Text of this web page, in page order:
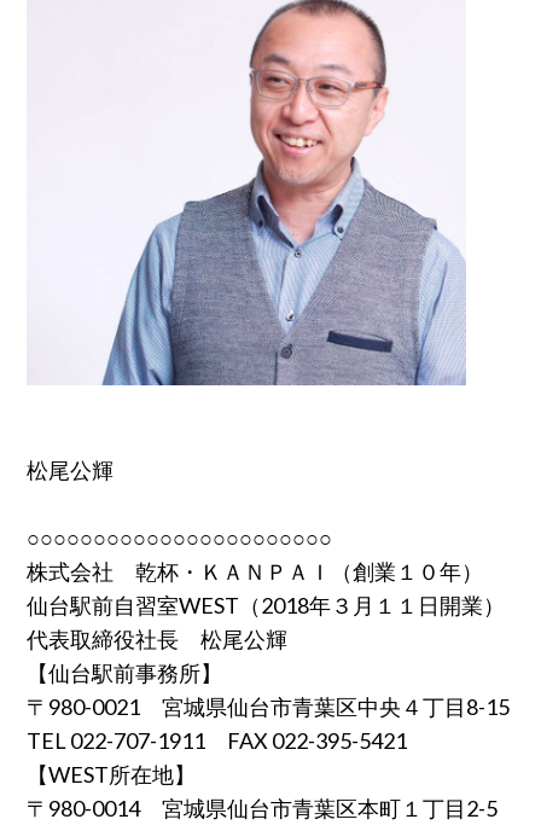
松尾公輝
○○○○○○○○○○○○○○○○○○○○○○○
株式会社 乾杯・ＫＡＮＰＡＩ（創業１０年）
仙台駅前自習室WEST（2018年３月１１日開業）
代表取締役社長 松尾公輝
【仙台駅前事務所】
〒980-0021 宮城県仙台市青葉区中央４丁目8-15
TEL 022-707-1911 FAX 022-395-5421
【WEST所在地】
〒980-0014 宮城県仙台市青葉区本町１丁目2-5